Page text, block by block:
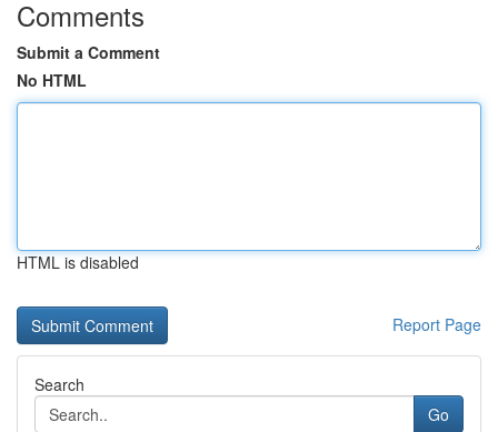
Comments
Submit a Comment
No HTML
HTML is disabled
Report Page
Search
Go